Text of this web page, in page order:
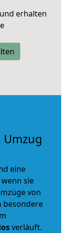
erhalten
Umzug
eine
sie
von
besondere
verläuft.